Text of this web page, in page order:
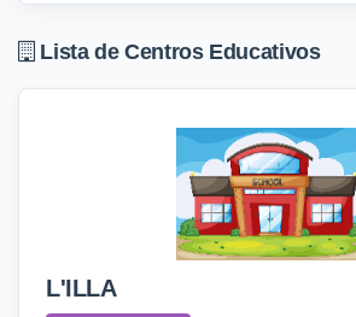
Lista de Centros Educativos
L'ILLA